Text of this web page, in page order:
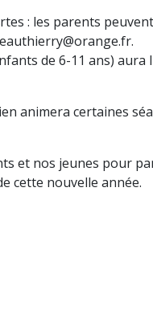
: les parents
de 6-11 ans) aura
animera certaines
et nos jeunes pour
cette nouvelle année.